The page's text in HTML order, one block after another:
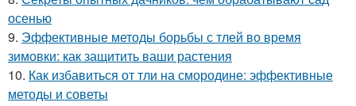
осенью
9. Эффективные методы борьбы с тлей во время
зимовки: как защитить ваши растения
10. Как избавиться от тли на смородине: эффективные
методы и советы